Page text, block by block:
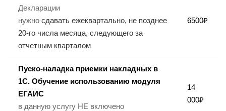
Декларации
нужно сдавать ежеквартально, не позднее
20-го числа месяца, следующего за
отчетным кварталом
6500₽
Пуско-наладка приемки накладных в
1С. Обучение использованию модуля
ЕГАИС
в данную услугу НЕ включено
14
000₽